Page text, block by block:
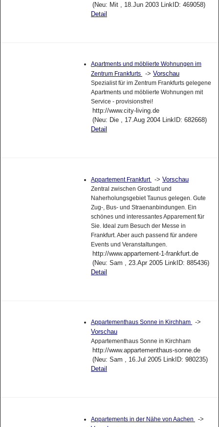
(Neu: Mit , 18.Jun 2003 LinkID: 469058)
Detail
Apartments und möblierte Wohnungen im
Zentrum Frankfurts
-> Vorschau
Spezialist für im Zentrum Frankfurts gelegene
Apartments und möblierte Wohnungen mit
Service - provisionsfrei!
http://www.city-living.de
(Neu: Die , 17.Aug 2004 LinkID: 682668)
Detail
Appartement Frankfurt -> Vorschau
Zentral zwischen Grostadt und
Naherholungsgebiet Taunus gelegen. Gute
Zug-, Bus- und Straenanbindungen. Ein
schönes und interessantes Apparement für
Sie. Ideal zum Besuch der Messe in
Frankfurt. Aber auch passend für andere
Events und Veranstaltungen.
http://www.appartement-1-frankfurt.de
(Neu: Sam , 23.Apr 2005 LinkID: 885436)
Detail
Appartementhaus Sonne in Kirchham
->
Vorschau
Appartementhaus Sonne in Kirchham
http://www.appartementhaus-sonne.de
(Neu: Sam , 16.Jul 2005 LinkID: 980235)
Detail
Appartements in der Nähe von Aachen
->